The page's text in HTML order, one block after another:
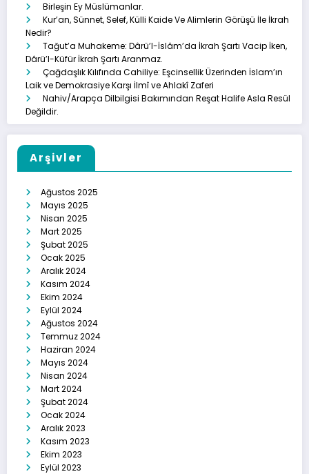
Birleşin Ey Müslümanlar.
Kur’an, Sünnet, Selef, Külli Kaide Ve Alimlerin Görüşü İle İkrah
Nedir?
Tağut’a Muhakeme: Dârü’l-İslâm’da İkrah Şartı Vacip İken,
Dârü’l-Küfür İkrah Şartı Aranmaz.
Çağdaşlık Kılıfında Cahiliye: Eşcinsellik Üzerinden İslam’ın
Laik ve Demokrasiye Karşı İlmî ve Ahlakî Zaferi
Nahiv/Arapça Dilbilgisi Bakımından Reşat Halife Asla Resül
Değildir.
Arşivler
Ağustos 2025
Mayıs 2025
Nisan 2025
Mart 2025
Şubat 2025
Ocak 2025
Aralık 2024
Kasım 2024
Ekim 2024
Eylül 2024
Ağustos 2024
Temmuz 2024
Haziran 2024
Mayıs 2024
Nisan 2024
Mart 2024
Şubat 2024
Ocak 2024
Aralık 2023
Kasım 2023
Ekim 2023
Eylül 2023